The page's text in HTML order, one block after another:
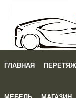
ГЛАВНАЯ